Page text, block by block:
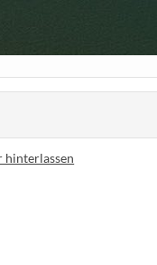
hinterlassen